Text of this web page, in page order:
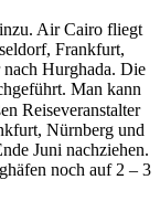
Air Cairo fliegt
Frankfurt,
Hurghada. Die
Man kann
Reiseveranstalter
Nürnberg und
Juni nachziehen.
noch auf 2 – 3